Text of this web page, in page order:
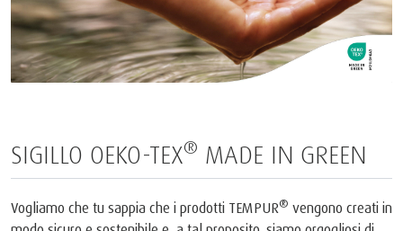
SIGILLO OEKO-TEX® MADE IN GREEN
Vogliamo che tu sappia che i prodotti TEMPUR® vengono creati in